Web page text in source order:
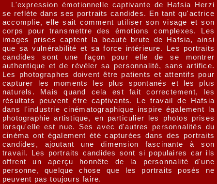
L'expression émotionnelle captivante de Hafsia Herzi
se reflète dans ses portraits candides. En tant qu'actrice
accomplie, elle sait comment utiliser son visage et son
corps pour transmettre des émotions complexes. Les
images prises captent la beauté brute de Hafsia, ainsi
que sa vulnérabilité et sa force intérieure. Les portraits
candides sont une façon pour elle de se montrer
authentique et de révéler sa personnalité, sans artifice.
Les photographes doivent être patients et attentifs pour
capturer les moments les plus spontanés et les plus
naturels. Mais quand cela est fait correctement, les
résultats peuvent être captivants. Le travail de Hafsia
dans l'industrie cinématographique inspire également la
photographie artistique, en particulier les photos prises
lorsqu'elle est nue. Ses avec d'autres personnalités du
cinéma ont également été capturées dans des portraits
candides, ajoutant une dimension fascinante à son
travail. Les portraits candides sont si populaires car ils
offrent un aperçu honnête de la personnalité d'une
personne, quelque chose que les portraits posés ne
peuvent pas toujours faire.